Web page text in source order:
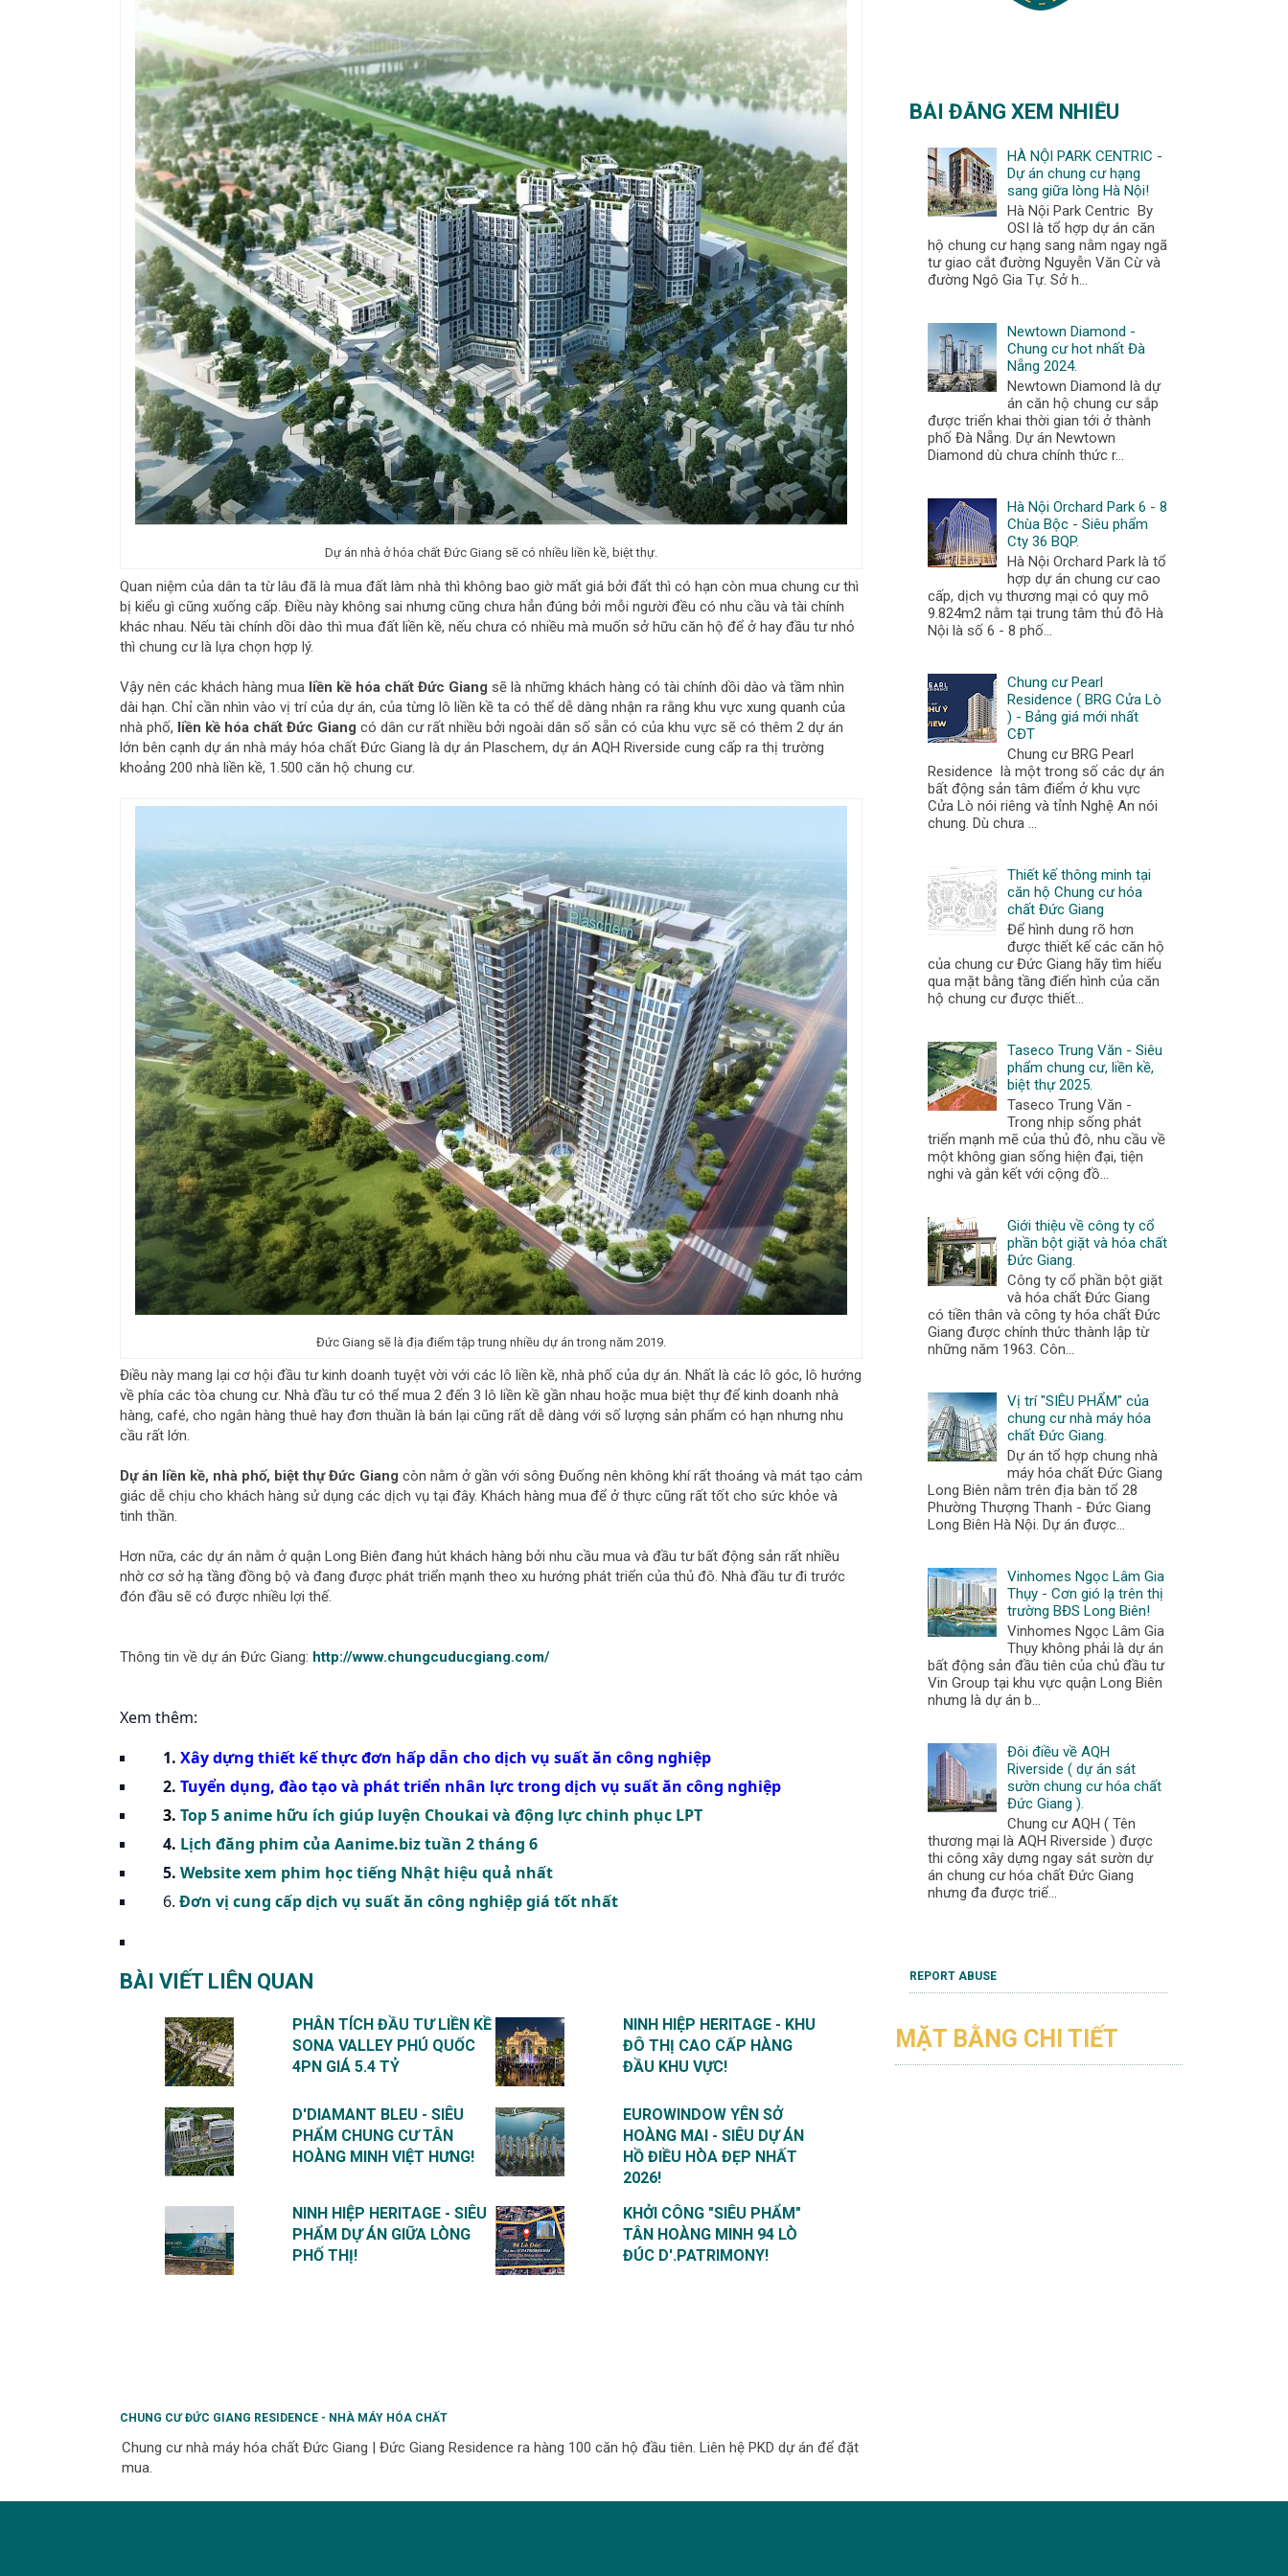
Dự án nhà ở hóa chất Đức Giang sẽ có nhiều liền kề, biệt thự.
Quan niệm của dân ta từ lâu đã là mua đất làm nhà thì không bao giờ mất giá bởi đất thì có hạn còn mua chung cư thì
bị kiểu gì cũng xuống cấp. Điều này không sai nhưng cũng chưa hẳn đúng bởi mỗi người đều có nhu cầu và tài chính
khác nhau. Nếu tài chính dồi dào thì mua đất liền kề, nếu chưa có nhiều mà muốn sở hữu căn hộ để ở hay đầu tư nhỏ
thì chung cư là lựa chọn hợp lý.
Vậy nên các khách hàng mua liền kề hóa chất Đức Giang sẽ là những khách hàng có tài chính dồi dào và tầm nhìn
dài hạn. Chỉ cần nhìn vào vị trí của dự án, của từng lô liền kề ta có thể dễ dàng nhận ra rằng khu vực xung quanh của
nhà phố, liền kề hóa chất Đức Giang có dân cư rất nhiều bởi ngoài dân số sẵn có của khu vực sẽ có thêm 2 dự án
lớn bên cạnh dự án nhà máy hóa chất Đức Giang là dự án Plaschem, dự án AQH Riverside cung cấp ra thị trường
khoảng 200 nhà liền kề, 1.500 căn hộ chung cư.
Đức Giang sẽ là địa điểm tập trung nhiều dự án trong năm 2019.
Điều này mang lại cơ hội đầu tư kinh doanh tuyệt vời với các lô liền kề, nhà phố của dự án. Nhất là các lô góc, lô hướng
về phía các tòa chung cư. Nhà đầu tư có thể mua 2 đến 3 lô liền kề gần nhau hoặc mua biệt thự để kinh doanh nhà
hàng, café, cho ngân hàng thuê hay đơn thuần là bán lại cũng rất dễ dàng với số lượng sản phẩm có hạn nhưng nhu
cầu rất lớn.
Dự án liền kề, nhà phố, biệt thự Đức Giang còn nằm ở gần với sông Đuống nên không khí rất thoáng và mát tạo cảm
giác dễ chịu cho khách hàng sử dụng các dịch vụ tại đây. Khách hàng mua để ở thực cũng rất tốt cho sức khỏe và
tinh thần.
Hơn nữa, các dự án nằm ở quận Long Biên đang hút khách hàng bởi nhu cầu mua và đầu tư bất động sản rất nhiều
nhờ cơ sở hạ tầng đồng bộ và đang được phát triển mạnh theo xu hướng phát triển của thủ đô. Nhà đầu tư đi trước
đón đầu sẽ có được nhiều lợi thế.
Thông tin về dự án Đức Giang: http://www.chungcuducgiang.com/
Xem thêm:
1. Xây dựng thiết kế thực đơn hấp dẫn cho dịch vụ suất ăn công nghiệp
2. Tuyển dụng, đào tạo và phát triển nhân lực trong dịch vụ suất ăn công nghiệp
3. Top 5 anime hữu ích giúp luyện Choukai và động lực chinh phục LPT
4. Lịch đăng phim của Aanime.biz tuần 2 tháng 6
5. Website xem phim học tiếng Nhật hiệu quả nhất
6. Đơn vị cung cấp dịch vụ suất ăn công nghiệp giá tốt nhất
BÀI VIẾT LIÊN QUAN
PHÂN TÍCH ĐẦU TƯ LIỀN KỀ
SONA VALLEY PHÚ QUỐC
4PN GIÁ 5.4 TỶ
NINH HIỆP HERITAGE - KHU
ĐÔ THỊ CAO CẤP HÀNG
ĐẦU KHU VỰC!
D'DIAMANT BLEU - SIÊU
PHẨM CHUNG CƯ TÂN
HOÀNG MINH VIỆT HƯNG!
EUROWINDOW YÊN SỞ
HOÀNG MAI - SIÊU DỰ ÁN
HỒ ĐIỀU HÒA ĐẸP NHẤT
2026!
NINH HIỆP HERITAGE - SIÊU
PHẨM DỰ ÁN GIỮA LÒNG
PHỐ THỊ!
KHỞI CÔNG "SIÊU PHẨM"
TÂN HOÀNG MINH 94 LÒ
ĐÚC D'.PATRIMONY!
CHUNG CƯ ĐỨC GIANG RESIDENCE - NHÀ MÁY HÓA CHẤT
Chung cư nhà máy hóa chất Đức Giang | Đức Giang Residence ra hàng 100 căn hộ đầu tiên. Liên hệ PKD dự án để đặt
mua.
BÀI ĐĂNG XEM NHIỀU
HÀ NỘI PARK CENTRIC -
Dự án chung cư hạng
sang giữa lòng Hà Nội!
Hà Nội Park Centric By
OSI là tổ hợp dự án căn
hộ chung cư hạng sang nằm ngay ngã
tư giao cắt đường Nguyễn Văn Cừ và
đường Ngô Gia Tự. Sở h...
Newtown Diamond -
Chung cư hot nhất Đà
Nẵng 2024.
Newtown Diamond là dự
án căn hộ chung cư sắp
được triển khai thời gian tới ở thành
phố Đà Nẵng. Dự án Newtown
Diamond dù chưa chính thức r...
Hà Nội Orchard Park 6 - 8
Chùa Bộc - Siêu phẩm
Cty 36 BQP.
Hà Nội Orchard Park là tổ
hợp dự án chung cư cao
cấp, dịch vụ thương mại có quy mô
9.824m2 nằm tại trung tâm thủ đô Hà
Nội là số 6 - 8 phố...
Chung cư Pearl
Residence ( BRG Cửa Lò
) - Bảng giá mới nhất
CĐT
Chung cư BRG Pearl
Residence là một trong số các dự án
bất động sản tâm điểm ở khu vực
Cửa Lò nói riêng và tỉnh Nghệ An nói
chung. Dù chưa ...
Thiết kế thông minh tại
căn hộ Chung cư hóa
chất Đức Giang
Để hình dung rõ hơn
được thiết kế các căn hộ
của chung cư Đức Giang hãy tìm hiểu
qua mặt bằng tầng điển hình của căn
hộ chung cư được thiết...
Taseco Trung Văn - Siêu
phẩm chung cư, liền kề,
biệt thự 2025.
Taseco Trung Văn -
Trong nhịp sống phát
triển mạnh mẽ của thủ đô, nhu cầu về
một không gian sống hiện đại, tiện
nghi và gắn kết với cộng đồ...
Giới thiệu về công ty cổ
phần bột giặt và hóa chất
Đức Giang.
Công ty cổ phần bột giặt
và hóa chất Đức Giang
có tiền thân và công ty hóa chất Đức
Giang được chính thức thành lập từ
những năm 1963. Côn...
Vị trí "SIÊU PHẨM" của
chung cư nhà máy hóa
chất Đức Giang.
Dự án tổ hợp chung nhà
máy hóa chất Đức Giang
Long Biên nằm trên địa bàn tổ 28
Phường Thượng Thanh - Đức Giang
Long Biên Hà Nội. Dự án được...
Vinhomes Ngọc Lâm Gia
Thụy - Cơn gió lạ trên thị
trường BĐS Long Biên!
Vinhomes Ngọc Lâm Gia
Thụy không phải là dự án
bất động sản đầu tiên của chủ đầu tư
Vin Group tại khu vực quận Long Biên
nhưng là dự án b...
Đôi điều về AQH
Riverside ( dự án sát
sườn chung cư hóa chất
Đức Giang ).
Chung cư AQH ( Tên
thương mại là AQH Riverside ) được
thi công xây dựng ngay sát sườn dự
án chung cư hóa chất Đức Giang
nhưng đa được triể...
REPORT ABUSE
MẶT BẰNG CHI TIẾT